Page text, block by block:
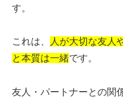
す。
これは、
人が大切な友人
と本質は一緒です。
友人・パートナーとの関